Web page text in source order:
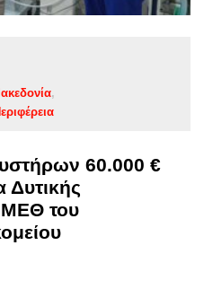
60.000 €
Δυτικής
ΜΕΘ του